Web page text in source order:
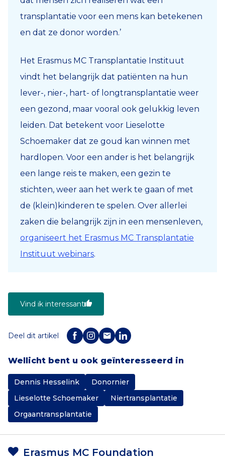
transplantatie voor een mens kan betekenen
en dat ze donor worden.’
Het Erasmus MC Transplantatie Instituut
vindt het belangrijk dat patiënten na hun
lever-, nier-, hart- of longtransplantatie weer
een gezond, maar vooral ook gelukkig leven
leiden. Dat betekent voor Lieselotte
Schoemaker dat ze goud kan winnen met
hardlopen. Voor een ander is het belangrijk
een lange reis te maken, een gezin te
stichten, weer aan het werk te gaan of met
de (klein)kinderen te spelen. Over allerlei
zaken die belangrijk zijn in een mensenleven,
organiseert het Erasmus MC Transplantatie
Instituut webinars.
Vind ik interessant
Deel dit artikel
Wellicht bent u ook geïnteresseerd in
Dennis Hesselink
Donornier
Lieselotte Schoemaker
Niertransplantatie
Orgaantransplantatie
Erasmus MC Foundation